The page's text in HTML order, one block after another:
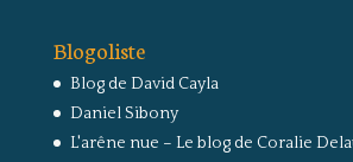
Blogoliste
Blog de David Cayla
Daniel Sibony
L'arêne nue – Le blog de Coralie